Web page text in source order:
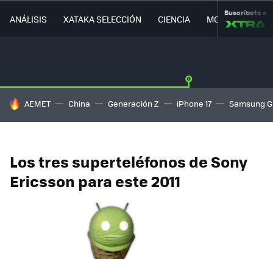
ANÁLISIS XATAKA SELECCIÓN CIENCIA MOVILIDAD
Suscríbete a
HOY SE HABLA DE
AEMET China Generación Z iPhone 17 Samsung
Los tres superteléfonos de Sony
Ericsson para este 2011